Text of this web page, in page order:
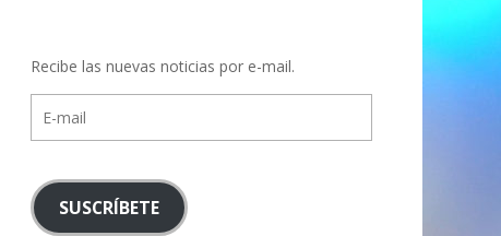
Recibe las nuevas noticias por e-mail.
mail
SUSCRÍBETE